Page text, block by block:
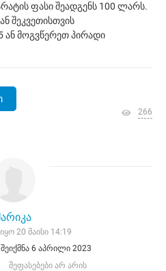
ფასი შეადგენს 100 ლარს.
შეკვეთისთვის
ან მოგვწერეთ პირადი
266
20 მაისი 14:19
შეიქმნა 6 აპრილი 2023
შეფასებები არ არის